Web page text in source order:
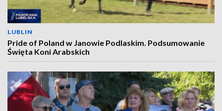
LUBLIN
Pride of Poland w Janowie Podlaskim. Podsumowanie
Święta Koni Arabskich